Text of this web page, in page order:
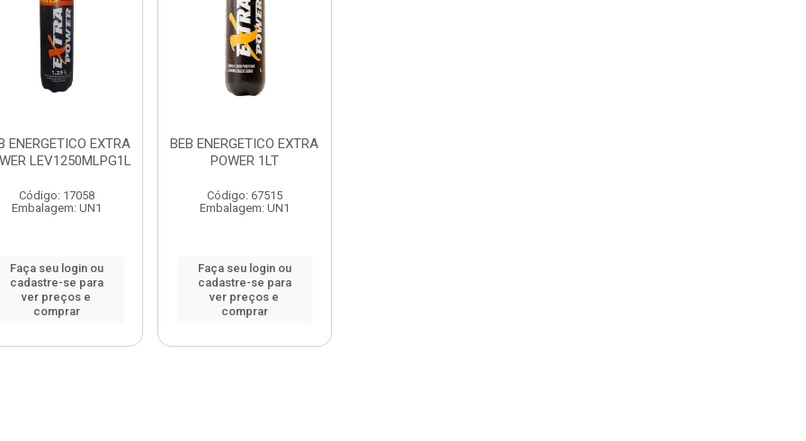
ENERGETICO EXTRA
LEV1250MLPG1L
Código: 17058
Embalagem: UN1
Faça seu login ou
cadastre-se para
ver preços e
comprar
BEB ENERGETICO EXTRA
POWER 1LT
Código: 67515
Embalagem: UN1
Faça seu login ou
cadastre-se para
ver preços e
comprar